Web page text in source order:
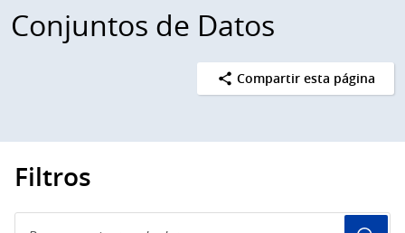
Conjuntos de Datos
Compartir esta página
Filtros